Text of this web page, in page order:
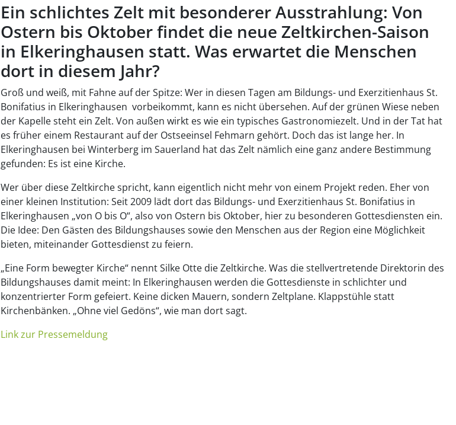
Ein schlichtes Zelt mit besonderer Ausstrahlung: Von
Ostern bis Oktober findet die neue Zeltkirchen-Saison
in Elkeringhausen statt. Was erwartet die Menschen
dort in diesem Jahr?
Groß und weiß, mit Fahne auf der Spitze: Wer in diesen Tagen am Bildungs- und Exerzitienhaus St.
Bonifatius in Elkeringhausen vorbeikommt, kann es nicht übersehen. Auf der grünen Wiese neben
der Kapelle steht ein Zelt. Von außen wirkt es wie ein typisches Gastronomiezelt. Und in der Tat hat
es früher einem Restaurant auf der Ostseeinsel Fehmarn gehört. Doch das ist lange her. In
Elkeringhausen bei Winterberg im Sauerland hat das Zelt nämlich eine ganz andere Bestimmung
gefunden: Es ist eine Kirche.
Wer über diese Zeltkirche spricht, kann eigentlich nicht mehr von einem Projekt reden. Eher von
einer kleinen Institution: Seit 2009 lädt dort das Bildungs- und Exerzitienhaus St. Bonifatius in
Elkeringhausen „von O bis O“, also von Ostern bis Oktober, hier zu besonderen Gottesdiensten ein.
Die Idee: Den Gästen des Bildungshauses sowie den Menschen aus der Region eine Möglichkeit
bieten, miteinander Gottesdienst zu feiern.
„Eine Form bewegter Kirche“ nennt Silke Otte die Zeltkirche. Was die stellvertretende Direktorin des
Bildungshauses damit meint: In Elkeringhausen werden die Gottesdienste in schlichter und
konzentrierter Form gefeiert. Keine dicken Mauern, sondern Zeltplane. Klappstühle statt
Kirchenbänken. „Ohne viel Gedöns“, wie man dort sagt.
Link zur Pressemeldung